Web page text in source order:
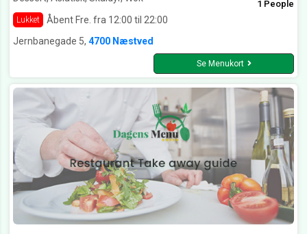
Lukket Åbent Fre. fra 12:00 til 22:00
1 People
Jernbanegade 5, 4700 Næstved
Se Menukort